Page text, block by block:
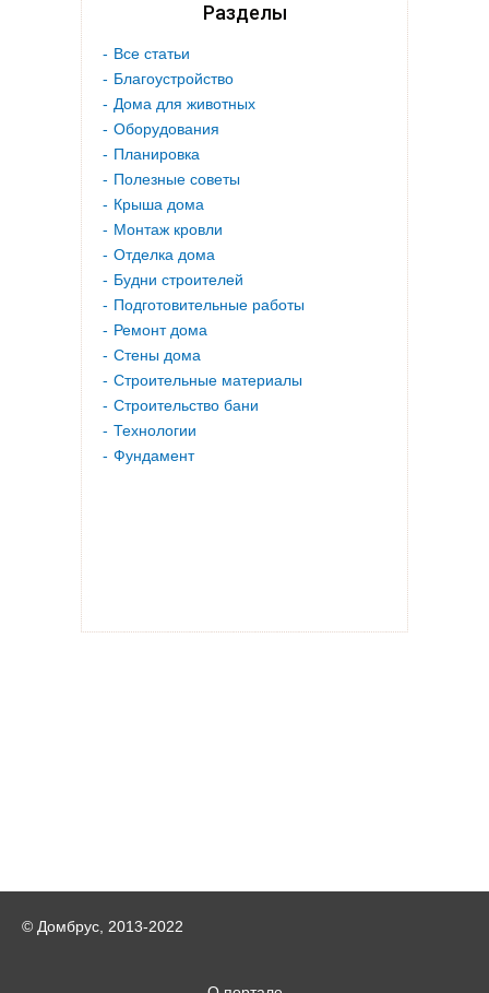
Разделы
Все статьи
Благоустройство
Дома для животных
Оборудования
Планировка
Полезные советы
Крыша дома
Монтаж кровли
Отделка дома
Будни строителей
Подготовительные работы
Ремонт дома
Стены дома
Строительные материалы
Строительство бани
Технологии
Фундамент
© Домбрус, 2013-2022